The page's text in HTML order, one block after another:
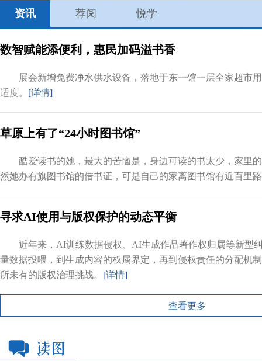
资讯 荐阅 悦学
数智赋能添便利，惠民加码溢书香
展会新增免费净水供水设备，落地于东一馆一层全家超市
适度。 [详情]
草原上有了“24小时图书馆”
酷爱读书的她，最大的苦恼是，身边可读的书太少，家里
然她办有旗图书馆的借书证，可是自己的家离图书馆有近百里
寻求AI使用与版权保护的动态平衡
近年来，AI训练数据侵权、AI生成作品著作权归属等新型
量数据投喂，到生成内容的权属界定，再到侵权责任的分配机
所未有的版权治理挑战。 [详情]
查看更多